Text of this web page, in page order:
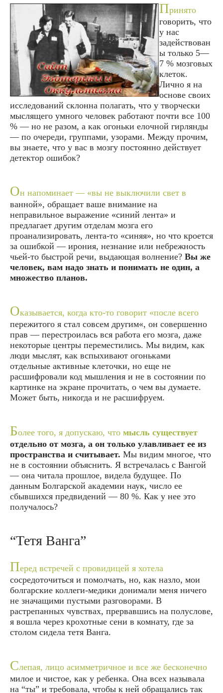
Принято
говорить, что
у нас
задействован
ы только 5—
7 % мозговых
клеток.
Лично я на
основе своих
исследований склонна полагать, что у творчески
мыслящего умного человек работают почти все 100
% — но не разом, а как огоньки елочной гирлянды
— по очереди, группами, узорами. Между прочим,
вы знаете, что у вас в мозгу постоянно действует
детектор ошибок?
Он напоминает — «вы не выключили свет в
ванной», обращает ваше внимание на
неправильное выражение «синий лента» и
предлагает другим отделам мозга его
проанализировать, лента-то «синяя», но что кроется
за ошибкой — ирония, незнание или небрежность
чьей-то быстрой речи, выдающая волнение? Вы же
человек, вам надо знать и понимать не один, а
множество планов.
Оказывается, когда кто-то говорит «после всего
пережитого я стал совсем другим«, он совершенно
прав — перестроилась вся работа его мозга, даже
некоторые центры переместились. Мы видим, как
люди мыслят, как вспыхивают огоньками
отдельные активные клеточки, но еще не
расшифровали код мышления и не в состоянии по
картинке на экране прочитать, о чем вы думаете.
Может быть, никогда и не расшифруем.
Более того, я допускаю, что мысль существует
отдельно от мозга, а он только улавливает ее из
пространства и считывает. Мы видим многое, что
не в состоянии объяснить. Я встречалась с Вангой
— она читала прошлое, видела будущее. По
данным Болгарской академии наук, число ее
сбывшихся предвидений — 80 %. Как у нее это
получалось?
“Тетя Ванга”
Перед встречей с провидицей я хотела
сосредоточиться и помолчать, но, как назло, мои
болгарские коллеги-медики донимали меня ничего
не значащими пустыми разговорами. В
растрепанных чувствах, прервавшись на полуслове,
я вошла через крохотные сени в комнату, где за
столом сидела тетя Ванга.
Слепая, лицо асимметричное и все же бесконечно
милое и чистое, как у ребенка. Она всех называла
на “ты” и требовала, чтобы к ней обращались так